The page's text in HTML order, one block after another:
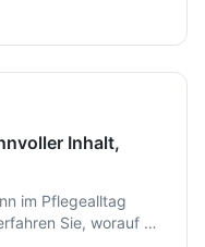
Inhalt,
im Pflegealltag
Sie, worauf es